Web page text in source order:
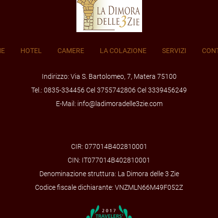
HOTEL CAMERE LA COLAZIONE SERVIZI
Indirizzo: Via S. Bartolomeo, 7, Matera 75100
Tel.: 0835-334456 Cel 3755742806 Cel 3339456249
E-Mail: info@ladimoradelle3zie.com
CIR: 077014B402810001
CIN: IT077014B402810001
Denominazione struttura: La Dimora delle 3 Zie
Codice fiscale dichiarante: VNZMLN66M49F052Z